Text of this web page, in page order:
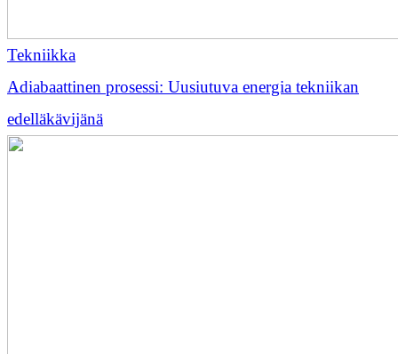
Tekniikka
Adiabaattinen prosessi: Uusiutuva energia tekniikan
edelläkävijänä